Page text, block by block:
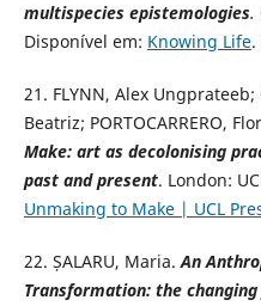
multispecies epistemologies.
Disponível em: Knowing Life.
21. FLYNN, Alex
Beatriz; PORTOCARRERO,
Make: art as decolonising
past and present. London:
Unmaking to Make | UCL
22. ȘALARU, Maria.An
Transformation: the